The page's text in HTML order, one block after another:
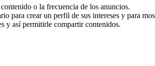
o la frecuencia de los anuncios.
para crear un perfil de sus intereses y para
y así permitirle compartir contenidos.